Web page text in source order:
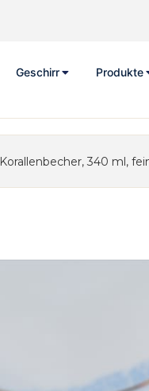
Geschirr Produkte
Korallenbecher, 340 ml,